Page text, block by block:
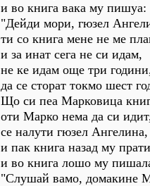
и во книга вака му пишуа:
"Дейди мори, гюзел
ти со книга мене не ме
и за инат сега не си идам,
не ке идам още три
да се сторат токмо шест
Що си пеа Марковица
оти Марко нема да си
се налути гюзел Ангелина,
и пак книга назад му
и во книга лошо му
"Слушай вамо, домакине